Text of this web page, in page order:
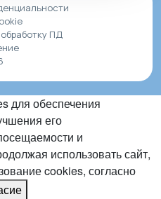
ПД
для обеспечения
его
и
использовать сайт,
cookies, согласно